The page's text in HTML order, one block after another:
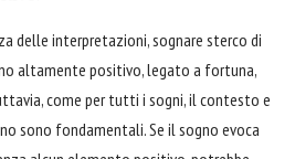
delle interpretazioni, sognare sterco di
altamente positivo, legato a fortuna,
come per tutti i sogni, il contesto e
sono fondamentali. Se il sogno evoca